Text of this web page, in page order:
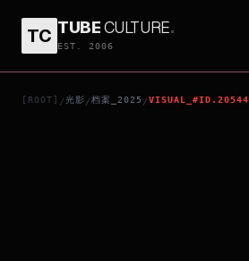
TC TUBECULTURE.
EST. 2006
[ROOT] /光影 /档案_2025 /VISUAL_#ID.20544
DEATH WHISPERER 3